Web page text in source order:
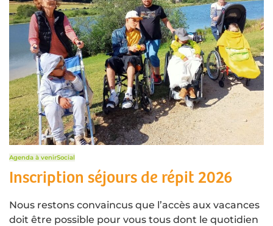
Agenda à venirSocial
Inscription séjours de répit 2026
Nous restons convaincus que l’accès aux vacances
doit être possible pour vous tous dont le quotidien